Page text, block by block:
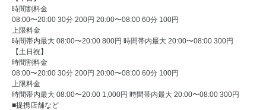
時間割料金
08:00〜20:00 30分 200円 20:00〜08:00 60分 100円
上限料金
時間帯内最大 08:00〜20:00 800円 時間帯内最大 20:00〜08:00 300円
【土日祝】
時間割料金
08:00〜20:00 30分 200円 20:00〜08:00 60分 100円
上限料金
時間帯内最大 08:00〜20:00 1,000円 時間帯内最大 20:00〜08:00 300円
■提携店舗など